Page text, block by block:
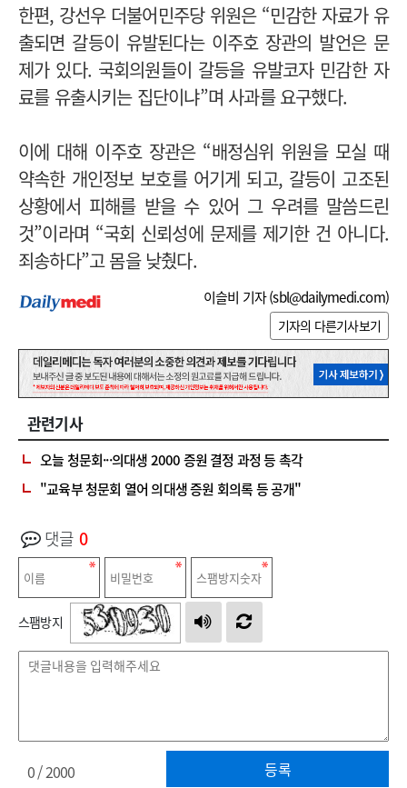
한편, 강선우 더불어민주당 위원은 “민감한 자료가 유
출되면 갈등이 유발된다는 이주호 장관의 발언은 문
제가 있다. 국회의원들이 갈등을 유발코자 민감한 자
료를 유출시키는 집단이냐”며 사과를 요구했다.
이에 대해 이주호 장관은 “배정심위 위원을 모실 때
약속한 개인정보 보호를 어기게 되고, 갈등이 고조된
상황에서 피해를 받을 수 있어 그 우려를 말씀드린
것”이라며 “국회 신뢰성에 문제를 제기한 건 아니다.
죄송하다”고 몸을 낮췄다.
이슬비 기자 (sbl@dailymedi.com)
기자의 다른기사보기
관련기사
오늘 청문회···의대생 2000 증원 결정 과정 등 촉각
"교육부 청문회 열어 의대생 증원 회의록 등 공개"
댓글 0
스팸방지
등록
0/ 2000